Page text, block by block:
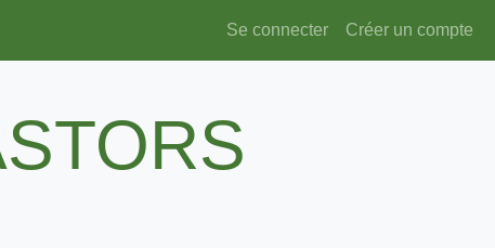
Se connecter Créer un compte